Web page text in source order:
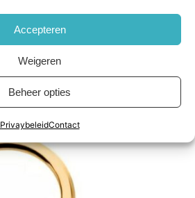
Accepteren
Weigeren
Beheer opties
PrivaybeleidContact